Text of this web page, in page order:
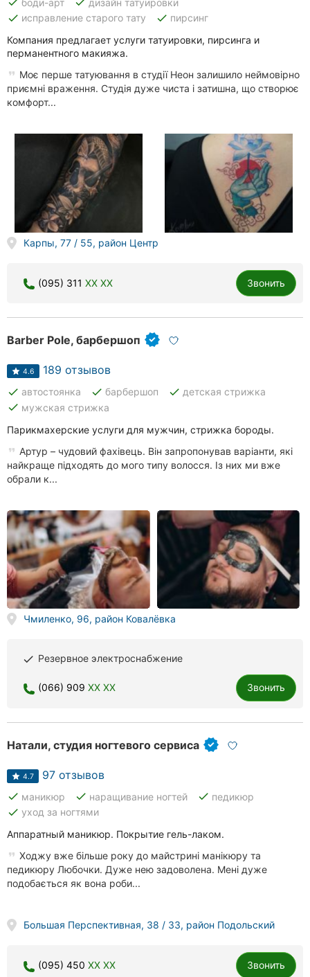
done исправление старого тату done пирсинг
Компания предлагает услуги татуировки, пирсинга и
перманентного макияжа.
Моє перше татуювання в студії Неон залишило неймовірно
приємні враження. Студія дуже чиста і затишна, що створює
комфорт...
Карпы, 77 / 55, район Центр
(095) 311 XX XX Звонить
Barber Pole, барбершоп
4.6 189 отзывов
done автостоянка done барбершоп done детская стрижка
done мужская стрижка
Парикмахерские услуги для мужчин, стрижка бороды.
Артур – чудовий фахівець. Він запропонував варіанти, які
найкраще підходять до мого типу волосся. Із них ми вже
обрали к...
Чмиленко, 96, район Ковалёвка
done Резервное электроснабжение
(066) 909 XX XX Звонить
Натали, студия ногтевого сервиса
4.7 97 отзывов
done маникюр done наращивание ногтей done педикюр
done уход за ногтями
Аппаратный маникюр. Покрытие гель-лаком.
Ходжу вже більше року до майстрині манікюру та
педикюру Любочки. Дуже нею задоволена. Мені дуже
подобається як вона роби...
Большая Перспективная, 38 / 33, район Подольский
(095) 450 XX XX Звонить